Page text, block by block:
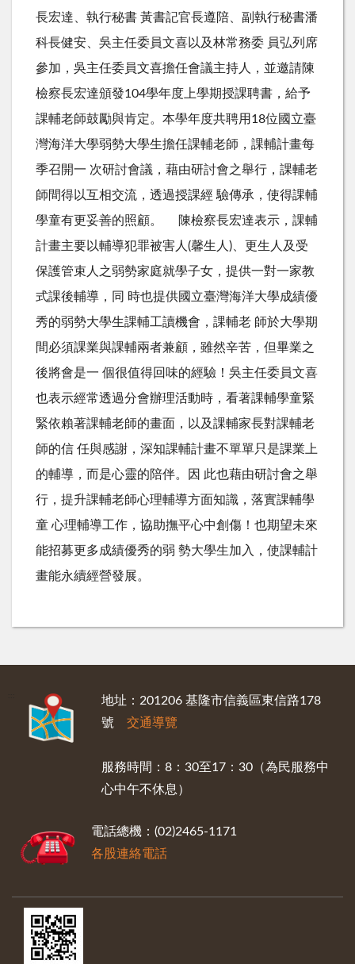
長宏達、執行秘書 黃書記官長遵陪、副執行秘書潘
科長健安、吳主任委員文喜以及林常務委 員弘列席
參加，吳主任委員文喜擔任會議主持人，並邀請陳
檢察長宏達頒發104學年度上學期授課聘書，給予
課輔老師鼓勵與肯定。本學年度共聘用18位國立臺
灣海洋大學弱勢大學生擔任課輔老師，課輔計畫每
季召開一 次研討會議，藉由研討會之舉行，課輔老
師間得以互相交流，透過授課經 驗傳承，使得課輔
學童有更妥善的照顧。 陳檢察長宏達表示，課輔
計畫主要以輔導犯罪被害人(馨生人)、更生人及受
保護管束人之弱勢家庭就學子女，提供一對一家教
式課後輔導，同 時也提供國立臺灣海洋大學成績優
秀的弱勢大學生課輔工讀機會，課輔老 師於大學期
間必須課業與課輔兩者兼顧，雖然辛苦，但畢業之
後將會是一 個很值得回味的經驗！吳主任委員文喜
也表示經常透過分會辦理活動時，看著課輔學童緊
緊依賴著課輔老師的畫面，以及課輔家長對課輔老
師的信 任與感謝，深知課輔計畫不單單只是課業上
的輔導，而是心靈的陪伴。因 此也藉由研討會之舉
行，提升課輔老師心理輔導方面知識，落實課輔學
童 心理輔導工作，協助撫平心中創傷！也期望未來
能招募更多成績優秀的弱 勢大學生加入，使課輔計
畫能永續經營發展。
地址：201206 基隆市信義區東信路178
號 交通導覽
服務時間：8：30至17：30（為民服務中
心中午不休息）
電話總機：(02)2465-1171
各股連絡電話